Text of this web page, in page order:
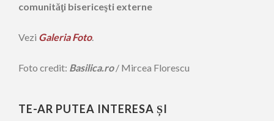
comunităţi bisericeşti externe
Vezi Galeria Foto.
Foto credit: Basilica.ro/ Mircea Florescu
TE-AR PUTEA INTERESA ȘI